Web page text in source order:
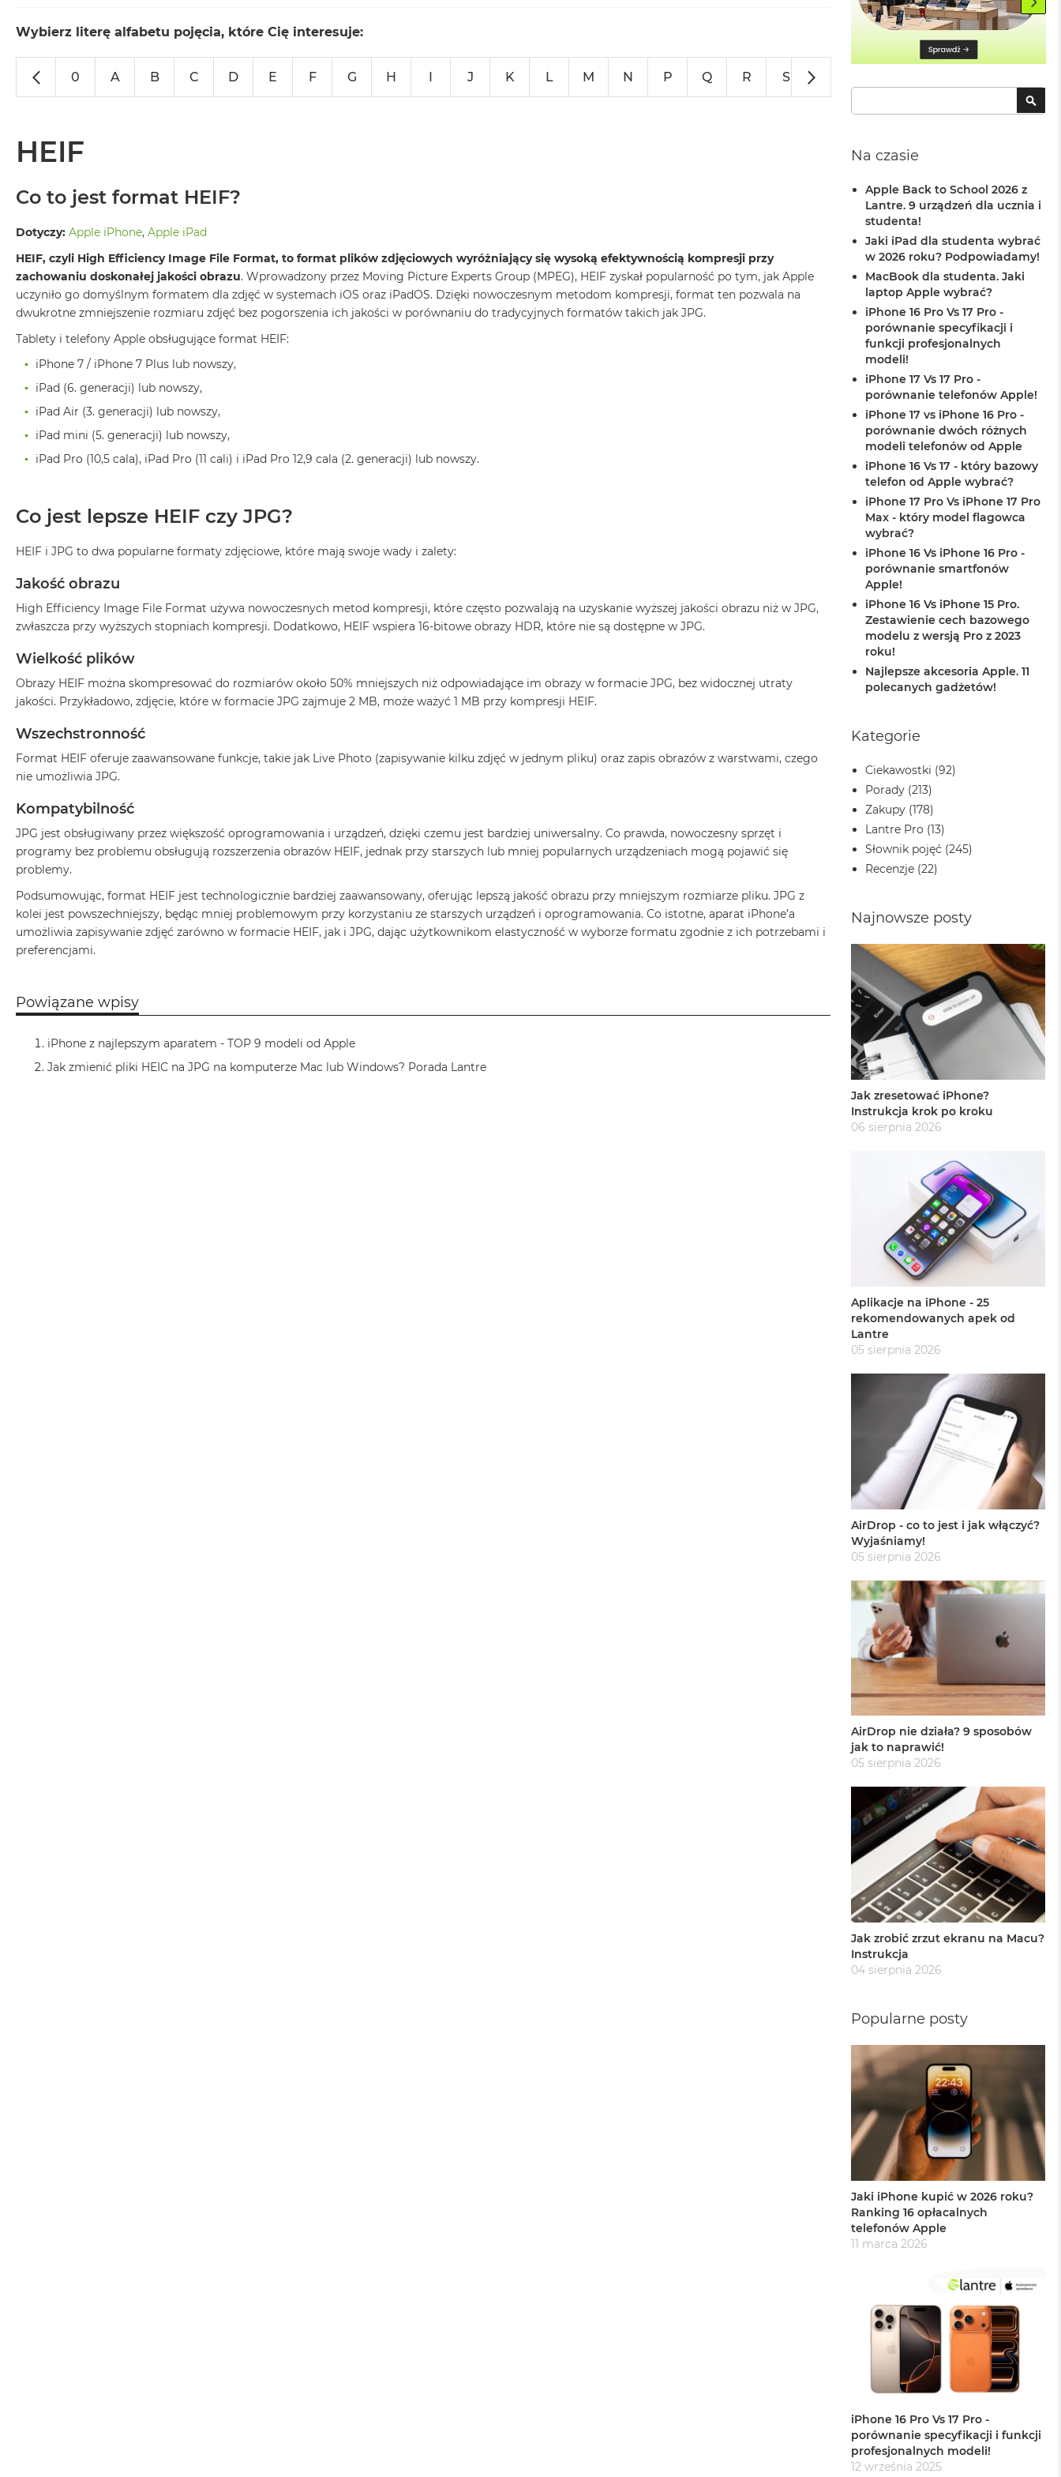
Neo
MacBook
pojemności
MacBook
Neo
Neo
512GB
MacBook
MacBook
Air
M5
MacBook
M4
MacBook
MacBook
Air
MacBook
Air
13
Air
15
Według
koloru
Air
Błękitny
MacBook
Gwiezdna
szarość
Air
Księżycowa
Poświata
MacBook
Północ
Air
Wybierz literę alfabetu pojęcia, które Cię interesuje:
0 A B C D E F G H I J K L M N P Q R S
HEIF
Co to jest format HEIF?
Dotyczy: Apple iPhone, Apple iPad
HEIF, czyli High Efficiency Image File Format, to format plików zdjęciowych wyróżniający się wysoką efektywnością kompresji przy
zachowaniu doskonałej jakości obrazu. Wprowadzony przez Moving Picture Experts Group (MPEG), HEIF zyskał popularność po tym, jak Apple
uczyniło go domyślnym formatem dla zdjęć w systemach iOS oraz iPadOS. Dzięki nowoczesnym metodom kompresji, format ten pozwala na
dwukrotne zmniejszenie rozmiaru zdjęć bez pogorszenia ich jakości w porównaniu do tradycyjnych formatów takich jak JPG.
Tablety i telefony Apple obsługujące format HEIF:
iPhone 7 / iPhone 7 Plus lub nowszy,
iPad (6. generacji) lub nowszy,
iPad Air (3. generacji) lub nowszy,
iPad mini (5. generacji) lub nowszy,
iPad Pro (10,5 cala), iPad Pro (11 cali) i iPad Pro 12,9 cala (2. generacji) lub nowszy.
Co jest lepsze HEIF czy JPG?
HEIF i JPG to dwa popularne formaty zdjęciowe, które mają swoje wady i zalety:
Jakość obrazu
High Efficiency Image File Format używa nowoczesnych metod kompresji, które często pozwalają na uzyskanie wyższej jakości obrazu niż w JPG,
zwłaszcza przy wyższych stopniach kompresji. Dodatkowo, HEIF wspiera 16-bitowe obrazy HDR, które nie są dostępne w JPG.
Wielkość plików
Obrazy HEIF można skompresować do rozmiarów około 50% mniejszych niż odpowiadające im obrazy w formacie JPG, bez widocznej utraty
jakości. Przykładowo, zdjęcie, które w formacie JPG zajmuje 2 MB, może ważyć 1 MB przy kompresji HEIF.
Wszechstronność
Format HEIF oferuje zaawansowane funkcje, takie jak Live Photo (zapisywanie kilku zdjęć w jednym pliku) oraz zapis obrazów z warstwami, czego
nie umożliwia JPG.
Kompatybilność
JPG jest obsługiwany przez większość oprogramowania i urządzeń, dzięki czemu jest bardziej uniwersalny. Co prawda, nowoczesny sprzęt i
programy bez problemu obsługują rozszerzenia obrazów HEIF, jednak przy starszych lub mniej popularnych urządzeniach mogą pojawić się
problemy.
Podsumowując, format HEIF jest technologicznie bardziej zaawansowany, oferując lepszą jakość obrazu przy mniejszym rozmiarze pliku. JPG z
kolei jest powszechniejszy, będąc mniej problemowym przy korzystaniu ze starszych urządzeń i oprogramowania. Co istotne, aparat iPhone’a
umożliwia zapisywanie zdjęć zarówno w formacie HEIF, jak i JPG, dając użytkownikom elastyczność w wyborze formatu zgodnie z ich potrzebami i
preferencjami.
Powiązane wpisy
iPhone z najlepszym aparatem - TOP 9 modeli od Apple
Jak zmienić pliki HEIC na JPG na komputerze Mac lub Windows? Porada Lantre
Szukaj
Na czasie
Apple Back to School 2026 z
Lantre. 9 urządzeń dla ucznia i
studenta!
Jaki iPad dla studenta wybrać
w 2026 roku? Podpowiadamy!
MacBook dla studenta. Jaki
laptop Apple wybrać?
iPhone 16 Pro Vs 17 Pro -
porównanie specyfikacji i
funkcji profesjonalnych
modeli!
iPhone 17 Vs 17 Pro -
porównanie telefonów Apple!
iPhone 17 vs iPhone 16 Pro -
porównanie dwóch różnych
modeli telefonów od Apple
iPhone 16 Vs 17 - który bazowy
telefon od Apple wybrać?
iPhone 17 Pro Vs iPhone 17 Pro
Max - który model flagowca
wybrać?
iPhone 16 Vs iPhone 16 Pro -
porównanie smartfonów
Apple!
iPhone 16 Vs iPhone 15 Pro.
Zestawienie cech bazowego
modelu z wersją Pro z 2023
roku!
Najlepsze akcesoria Apple. 11
polecanych gadżetów!
Kategorie
Ciekawostki (92)
Porady (213)
Zakupy (178)
Lantre Pro (13)
Słownik pojęć (245)
Recenzje (22)
Najnowsze posty
Jak zresetować iPhone?
Instrukcja krok po kroku
06 sierpnia 2026
Aplikacje na iPhone - 25
rekomendowanych apek od
Lantre
05 sierpnia 2026
AirDrop - co to jest i jak włączyć?
Wyjaśniamy!
05 sierpnia 2026
AirDrop nie działa? 9 sposobów
jak to naprawić!
05 sierpnia 2026
Jak zrobić zrzut ekranu na Macu?
Instrukcja
04 sierpnia 2026
Popularne posty
Jaki iPhone kupić w 2026 roku?
Ranking 16 opłacalnych
telefonów Apple
11 marca 2026
iPhone 16 Pro Vs 17 Pro -
porównanie specyfikacji i funkcji
profesjonalnych modeli!
12 września 2025